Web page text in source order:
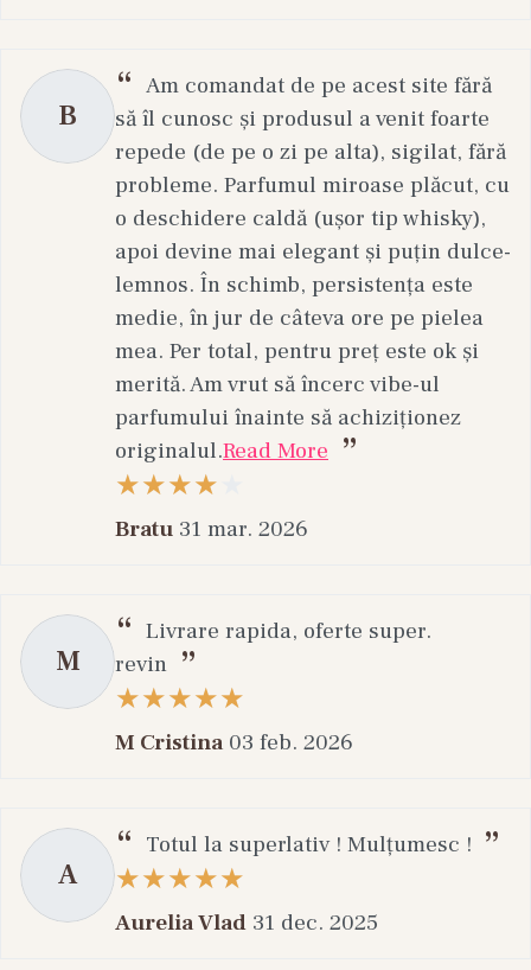
B
Am comandat de pe acest site fără
să îl cunosc și produsul a venit foarte
repede (de pe o zi pe alta), sigilat, fără
probleme. Parfumul miroase plăcut, cu
o deschidere caldă (ușor tip whisky),
apoi devine mai elegant și puțin dulce-
lemnos. În schimb, persistența este
medie, în jur de câteva ore pe pielea
mea. Per total, pentru preț este ok și
merită. Am vrut să încerc vibe-ul
parfumului înainte să achiziționez
originalul.Read More
Bratu 31 mar. 2026
M
Livrare rapida, oferte super.
revin
M Cristina 03 feb. 2026
A
Totul la superlativ ! Mulțumesc !
Aurelia Vlad 31 dec. 2025